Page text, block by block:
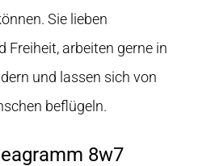
Sie lieben
Freiheit, arbeiten gerne in
und lassen sich von
beflügeln.
8w7